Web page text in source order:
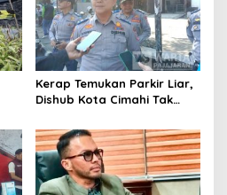
Kerap Temukan Parkir Liar,
Dishub Kota Cimahi Tak
Pembinaan